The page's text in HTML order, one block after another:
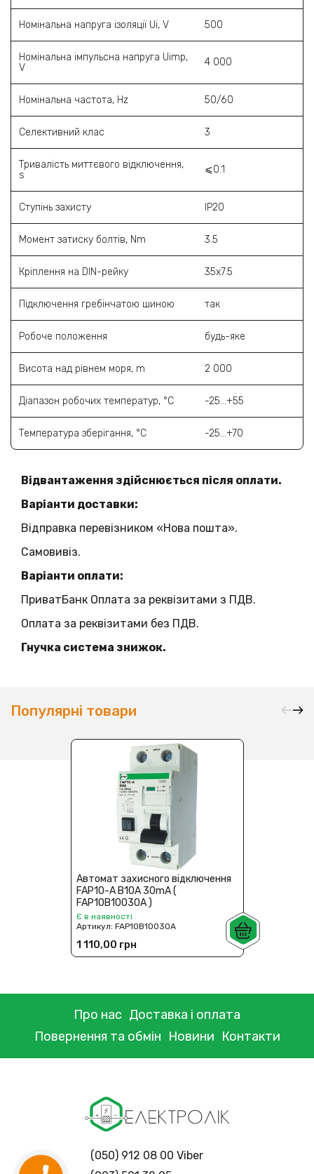
Номінальна напруга ізоляції Ui, V 500
Номінальна імпульсна напруга Uimp,
V
4 000
Номінальна частота, Hz 50/60
Селективний клас 3
Тривалість миттєвого відключення,
s
⩽0.1
Ступінь захисту IP20
Момент затиску болтів, Nm 3.5
Кріплення на DIN-рейку 35х7.5
Підключення гребінчатою шиною так
Робоче положення будь-яке
Висота над рівнем моря, m 2 000
Діапазон робочих температур, °C -25...+55
Температура зберігання, °C -25...+70
Відвантаження здійснюється після оплати.
Варіанти доставки:
Відправка перевізником «Нова пошта».
Самовивіз.
Варіанти оплати:
ПриватБанк Оплата за реквізитами з ПДВ.
Оплата за реквізитами без ПДВ.
Гнучка система знижок.
Популярні товари
Автомат захисного відключення
FAP10-A В10A 30mA (
FAP10В10030A )
Є в наявності
Артикул:FAP10В10030A
1 110,00 грн
Про нас Доставка і оплата
Повернення та обмін Новини Контакти
(050) 912 08 00 Viber